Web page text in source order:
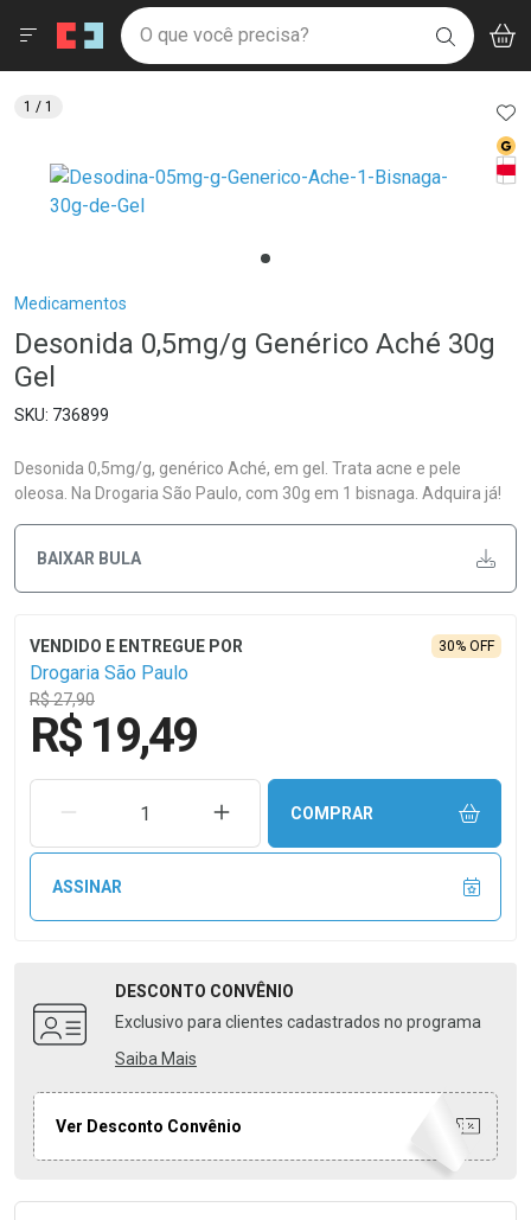
Drogaria São Paulo
Ir direto para a home
pela página
Ir direto para o conteúdo
Ir direto para a busca
Ir direto para a conta
Ir direto para a notificações
Ir direto para o carrinho
Ir direto para o menu
Faça a sua busca
O que você precisa? BUSCAR
Menu
Breadcrumb
Medicamentos
Desonida 0,5mg/g Genérico Aché 30g
Gel
736899
Desonida 0,5mg/g, genérico Aché, em gel. Trata acne e pele
oleosa. Na Drogaria São Paulo, com 30g em 1 bisnaga. Adquira já!
BAIXAR BULA
Drogaria São Paulo
R$ 27,90
30% OFF
R$ 19,49
REMOVER UMA UNIDADEAUMENTAR UMA UNIDADE
COMPRAR
ASSINAR
DESCONTO CONVÊNIO
Exclusivo para clientes cadastrados no programa
Saiba Mais
Ver Desconto Convênio
1 / 1